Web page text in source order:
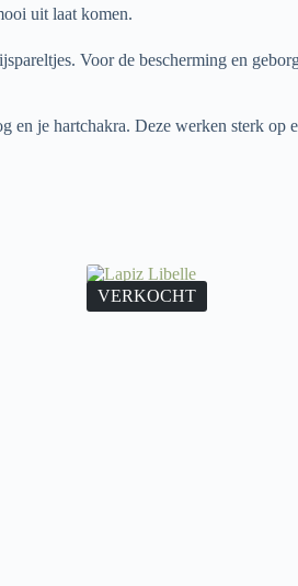
uit laat komen.
Voor de bescherming en
je hartchakra. Deze werken sterk
VERKOCHT